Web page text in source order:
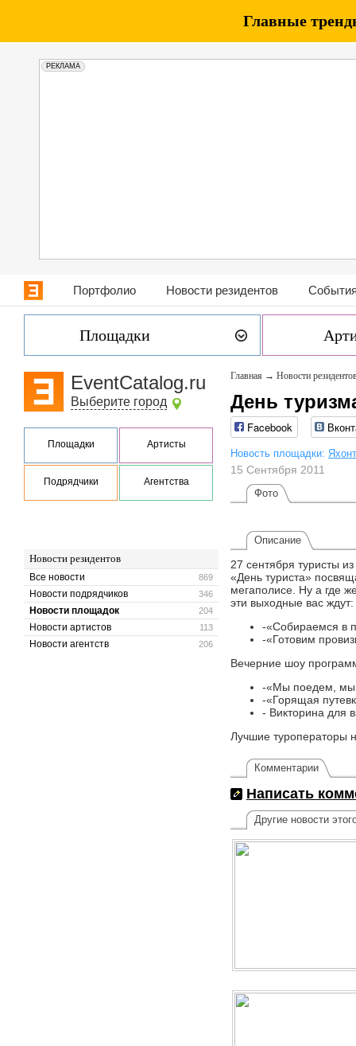
РЕКЛАМА
Главные
Портфолио Новости резидентов
Площадки
EventCatalog.ru
Выберите город
Площадки Артисты
Подрядчики Агентства
Новости резидентов
869
Все новости
346
Новости подрядчиков
204
Новости площадок
113
Новости артистов
206
Новости агентств
Главная → Новости
День
Facebook
Новость площадки:
15 Сентября 2011
Фото
Описание
27 сентября туристы
«День туриста»
мегаполисе. Ну а где
эти выходные вас
-«Собираемся в
-«Готовим
Вечерние шоу
-«Мы поедем, мы
-«Горящая
- Викторина для
Лучшие туроператоры
Комментарии
Написать
Другие новости